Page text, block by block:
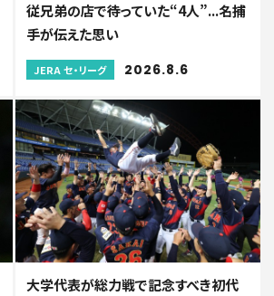
従兄弟の店で待っていた“4人”...名捕
手が伝えた思い
JERA セ・リーグ 2026.8.6
大学代表が総力戦で記念すべき初代